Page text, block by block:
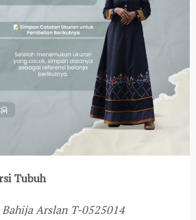
Tubuh
Arslan T-0525014